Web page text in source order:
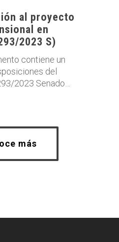
al proyecto
en
2023 S)
contiene un
del
2023 Senado…
más